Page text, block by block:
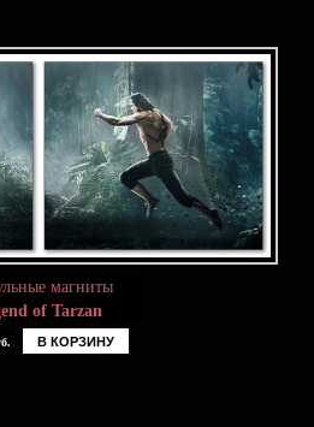
магниты
of Tarzan
В КОРЗИНУ